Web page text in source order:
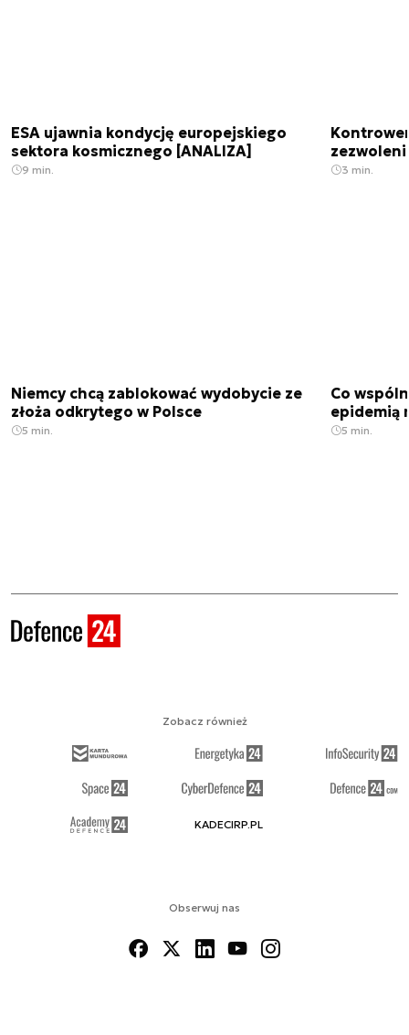
ESA ujawnia kondycję europejskiego
sektora kosmicznego [ANALIZA]
9 min. 3 min.
Niemcy chcą zablokować wydobycie ze
złoża odkrytego w Polsce
5 min.
Co
epidemią
5 min.
Obserwuj nas
Zobacz również
KADECIRP.PL